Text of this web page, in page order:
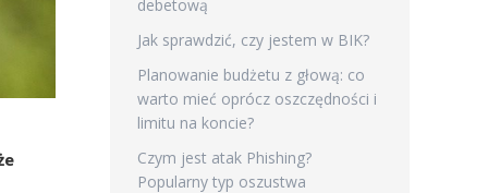
debetową
Jak sprawdzić, czy jestem w BIK?
Planowanie budżetu z głową: co
warto mieć oprócz oszczędności i
limitu na koncie?
Czym jest atak Phishing?
Popularny typ oszustwa